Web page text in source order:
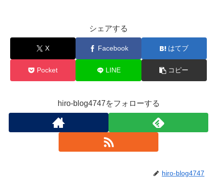
シェアする
X Facebook はてブ
Pocket LINE コピー
hiro-blog4747をフォローする
hiro-blog4747